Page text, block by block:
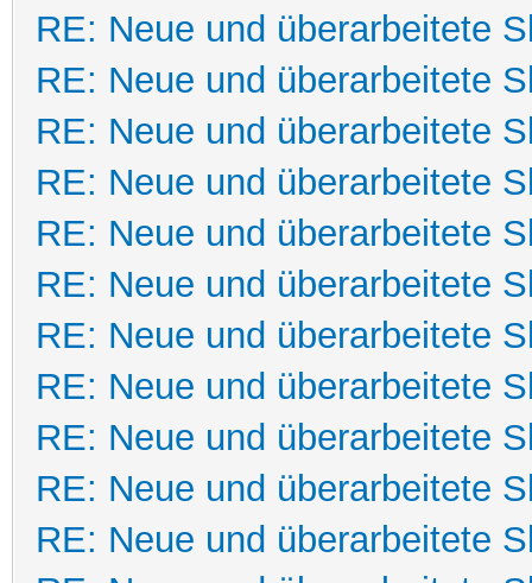
RE: Neue und überarbeitete
RE: Neue und überarbeitete
RE: Neue und überarbeitete
RE: Neue und überarbeitete
RE: Neue und überarbeitete
RE: Neue und überarbeitete
RE: Neue und überarbeitete
RE: Neue und überarbeitete
RE: Neue und überarbeitete
RE: Neue und überarbeitete
RE: Neue und überarbeitete